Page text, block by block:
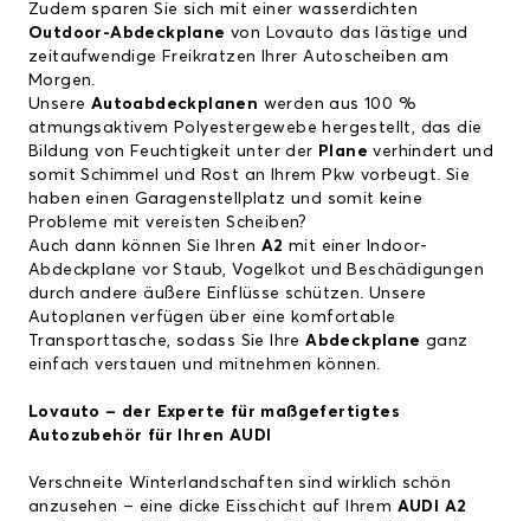
Zudem sparen Sie sich mit einer wasserdichten
Outdoor-Abdeckplane von Lovauto das lästige und
zeitaufwendige Freikratzen Ihrer Autoscheiben am
Morgen.
Unsere Autoabdeckplanen werden aus 100 %
atmungsaktivem Polyestergewebe hergestellt, das die
Bildung von Feuchtigkeit unter der Plane verhindert und
somit Schimmel und Rost an Ihrem Pkw vorbeugt. Sie
haben einen Garagenstellplatz und somit keine
Probleme mit vereisten Scheiben?
Auch dann können Sie Ihren A2mit einer Indoor-
Abdeckplane vor Staub, Vogelkot und Beschädigungen
durch andere äußere Einflüsse schützen. Unsere
Autoplanen verfügen über eine komfortable
Transporttasche, sodass Sie IhreAbdeckplane ganz
einfach verstauen und mitnehmen können.
Lovauto – der Experte für maßgefertigtes
Autozubehör für Ihren AUDI
Verschneite Winterlandschaften sind wirklich schön
anzusehen – eine dicke Eisschicht auf Ihrem AUDI A2